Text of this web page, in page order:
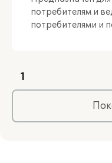
потребителям и
потребителями и
1